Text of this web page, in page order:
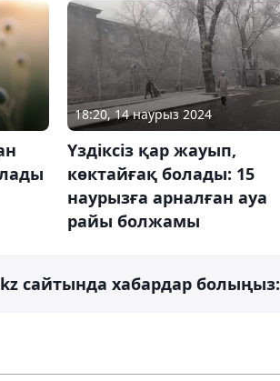
18:20, 14 наурыз 2024
Үздіксіз қар жауып,
көктайғақ болады: 15
наурызға арналған ауа
райы болжамы
сайтында хабардар болыңыз: